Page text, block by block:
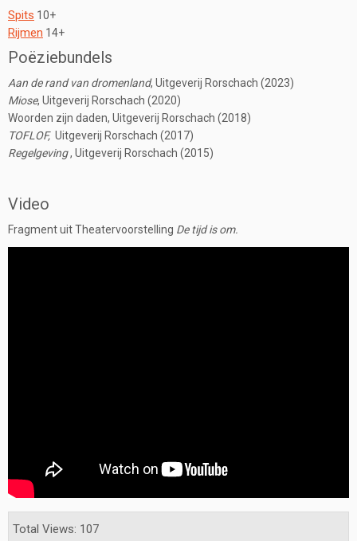
Spits 10+
Rijmen 14+
Poëziebundels
Aan de rand van dromenland, Uitgeverij Rorschach (2023)
Miose, Uitgeverij Rorschach (2020)
Woorden zijn daden, Uitgeverij Rorschach (2018)
TOFLOF, Uitgeverij Rorschach (2017)
Regelgeving, Uitgeverij Rorschach (2015)
Video
Fragment uit Theatervoorstelling De tijd is om.
Total Views: 107